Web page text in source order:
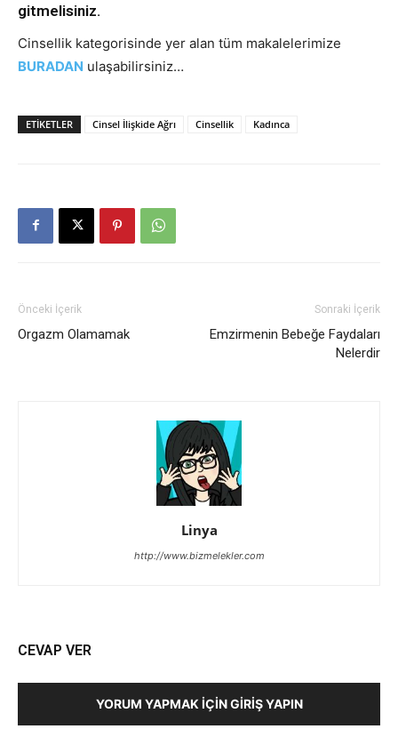
gitmelisiniz.
Cinsellik kategorisinde yer alan tüm makalelerimize
BURADAN ulaşabilirsiniz…
ETIKETLER Cinsel İlişkide Ağrı Cinsellik Kadınca
Önceki İçerik
Orgazm Olamamak
Sonraki İçerik
Emzirmenin Bebeğe Faydaları
Nelerdir
Linya
http://www.bizmelekler.com
CEVAP VER
YORUM YAPMAK İÇIN GIRIŞ YAPIN